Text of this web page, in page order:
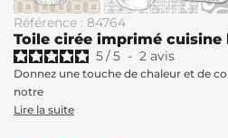
Référence : 84764
Toile cirée imprimé cuisine
5/5 - 2 avis
Donnez une touche de chaleur et de
notre
Lire la suite